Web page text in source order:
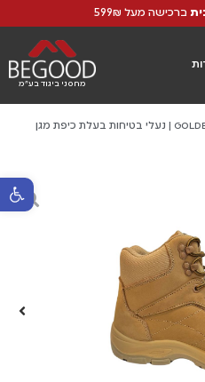
פתח
ברכישה מעל 599₪
מחסני ביגוד בע"מ